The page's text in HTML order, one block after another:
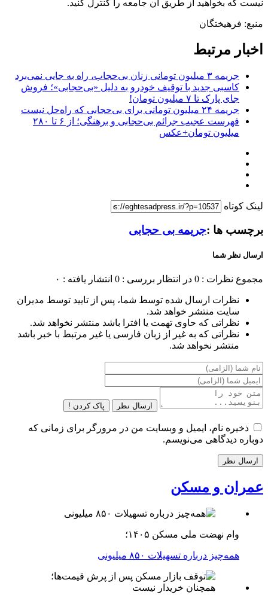
نیست که بخواهید از طریق آن جامعه را کنترل کنید.
منبع: فرهیختگان
اخبار مرتبط
جریمه ۳ میلیون تومانی زنان بی‌حجاب، راه به جایی نمی‌برد
کاسبی جدید با توقیف خودرو به دلیل «بی‌حجابی»؛ فروش
جای پارک تا ۷ میلیون تومان!
جریمه ۲۴ میلیون تومانی برای بی‌حجابی که راه‌حل نیست
فهرست عجیب جرائم بی‌حجابی و برهنگی؛ از ۶ تا ۲۸۰
میلیون تومان+عکس
لینک کوتاه
برچسب ها :جریمه بی حجابی
ارسال نظر شما
مجموع نظرات : 0 در انتظار بررسی : 0 انتشار یافته : ۰
نظرات ارسال شده توسط شما، پس از تایید توسط مدیران
سایت منتشر خواهد شد.
نظراتی که حاوی تهمت یا افترا باشد منتشر نخواهد شد.
نظراتی که به غیر از زبان فارسی یا غیر مرتبط با خبر باشد
منتشر نخواهد شد.
ارسال نظر پاک کردن !
ذخیره نام، ایمیل و وبسایت من در مرورگر برای زمانی که
دوباره دیدگاهی می‌نویسم.
عمران و مسکن
وام نهضت ملی مسکن ۱۴۰۵؛
همه‌چیز درباره تسهیلات ۸۵۰ میلیونی